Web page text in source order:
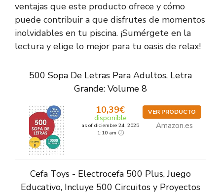
ventajas que este producto ofrece y cómo
puede contribuir a que disfrutes de momentos
inolvidables en tu piscina. ¡Sumérgete en la
lectura y elige lo mejor para tu oasis de relax!
500 Sopa De Letras Para Adultos, Letra
Grande: Volume 8
10,39€
disponible
as of diciembre 24, 2025
1:10 am
VER PRODUCTO
Amazon.es
Cefa Toys - Electrocefa 500 Plus, Juego
Educativo, Incluye 500 Circuitos y Proyectos